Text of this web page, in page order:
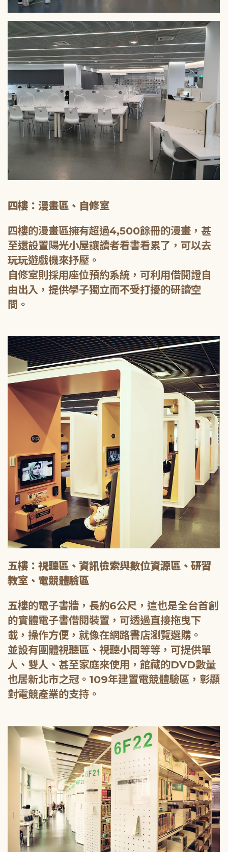
四樓：漫畫區、自修室
四樓的漫畫區擁有超過4,500餘冊的漫畫，甚
至還設置陽光小屋讓讀者看書看累了，可以去
玩玩遊戲機來抒壓。
自修室則採用座位預約系統，可利用借閱證自
由出入，提供學子獨立而不受打擾的研讀空
間。
五樓：視聽區、資訊檢索與數位資源區、研習
教室、電競體驗區
五樓的電子書牆，長約6公尺，這也是全台首創
的實體電子書借閱裝置，可透過直接拖曳下
載，操作方便，就像在網路書店瀏覽選購。
並設有團體視聽區、視聽小間等等，可提供單
人、雙人、甚至家庭來使用，館藏的DVD數量
也居新北市之冠。109年建置電競體驗區，彰顯
對電競產業的支持。